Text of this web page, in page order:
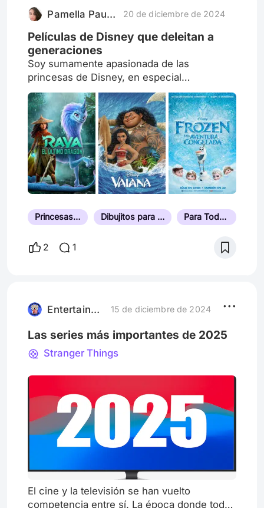
suerte de crítico profesional? ¿De
trasladarme d
Pamella Paulino Mocer 20 de diciembre de 2024
Películas de Disney que deleitan a
generaciones
Soy sumamente apasionada de las
princesas de Disney, en especial
Blancanieves, hoy Fronze me trae un amor
que se refleja en mis hijas que son fanáticas
de Elsa y Anna.
Princesas Animadas Dibujitos para Ver en Familia Para Toda la Familia
2 1
Entertainment Overview 15 de diciembre de 2024
Las series más importantes de 2025
Stranger Things
El cine y la televisión se han vuelto
competencia entre sí. La época donde todas